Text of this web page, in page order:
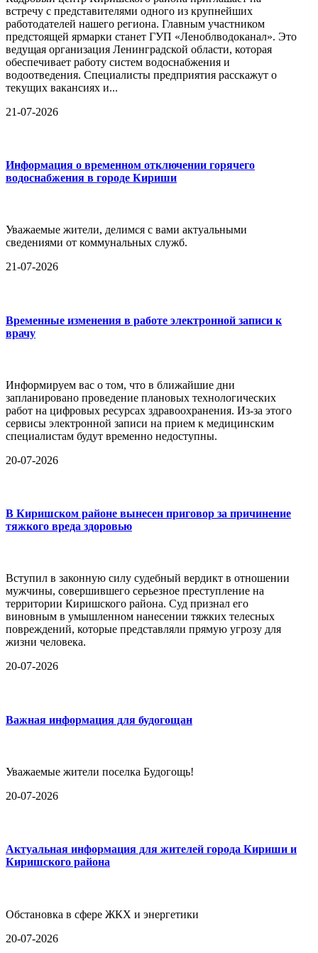
встречу с представителями одного из крупнейших
работодателей нашего региона. Главным участником
предстоящей ярмарки станет ГУП «Леноблводоканал». Это
ведущая организация Ленинградской области, которая
обеспечивает работу систем водоснабжения и
водоотведения. Специалисты предприятия расскажут о
текущих вакансиях и...
21-07-2026
Информация о временном отключении горячего
водоснабжения в городе Кириши
Уважаемые жители, делимся с вами актуальными
сведениями от коммунальных служб.
21-07-2026
Временные изменения в работе электронной записи к
врачу
Информируем вас о том, что в ближайшие дни
запланировано проведение плановых технологических
работ на цифровых ресурсах здравоохранения. Из-за этого
сервисы электронной записи на прием к медицинским
специалистам будут временно недоступны.
20-07-2026
В Киришском районе вынесен приговор за причинение
тяжкого вреда здоровью
Вступил в законную силу судебный вердикт в отношении
мужчины, совершившего серьезное преступление на
территории Киришского района. Суд признал его
виновным в умышленном нанесении тяжких телесных
повреждений, которые представляли прямую угрозу для
жизни человека.
20-07-2026
Важная информация для будогощан
Уважаемые жители поселка Будогощь!
20-07-2026
Актуальная информация для жителей города Кириши и
Киришского района
Обстановка в сфере ЖКХ и энергетики
20-07-2026